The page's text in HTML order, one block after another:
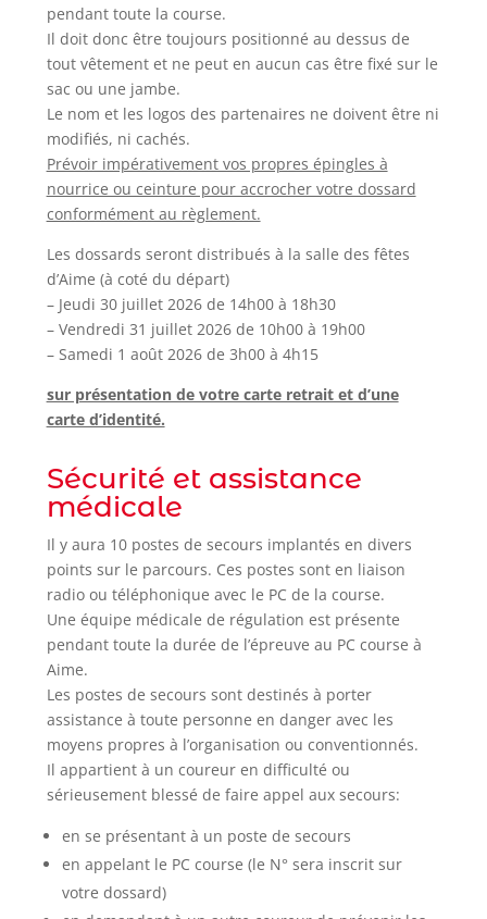
pendant toute la course.
Il doit donc être toujours positionné au dessus de
tout vêtement et ne peut en aucun cas être fixé sur le
sac ou une jambe.
Le nom et les logos des partenaires ne doivent être ni
modifiés, ni cachés.
Prévoir impérativement vos propres épingles à
nourrice ou ceinture pour accrocher votre dossard
conformément au règlement.
Les dossards seront distribués à la salle des fêtes
d’Aime (à coté du départ)
– Jeudi 30 juillet 2026 de 14h00 à 18h30
– Vendredi 31 juillet 2026 de 10h00 à 19h00
– Samedi 1 août 2026 de 3h00 à 4h15
sur présentation de votre carte retrait et d’une
carte d’identité.
Sécurité et assistance
médicale
Il y aura 10 postes de secours implantés en divers
points sur le parcours. Ces postes sont en liaison
radio ou téléphonique avec le PC de la course.
Une équipe médicale de régulation est présente
pendant toute la durée de l’épreuve au PC course à
Aime.
Les postes de secours sont destinés à porter
assistance à toute personne en danger avec les
moyens propres à l’organisation ou conventionnés.
Il appartient à un coureur en difficulté ou
sérieusement blessé de faire appel aux secours:
en se présentant à un poste de secours
en appelant le PC course (le N° sera inscrit sur
votre dossard)